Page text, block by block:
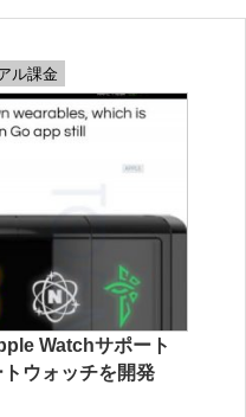
ル課金
Watchサポート
ウォッチを開発